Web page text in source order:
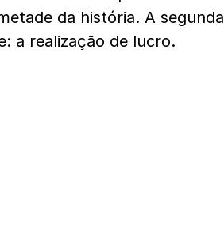
da história. A segunda
a realização de lucro.